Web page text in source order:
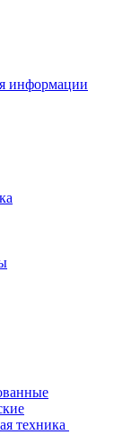
информации
техника